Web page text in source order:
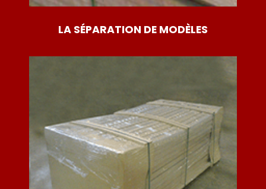
LA SÉPARATION DE MODÈLES